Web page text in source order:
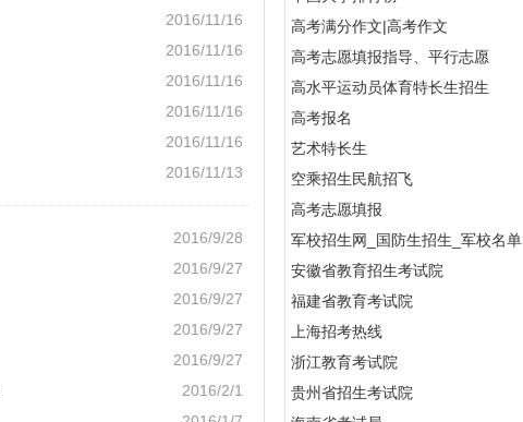
2016/11/16
2016/11/16
2016/11/16
2016/11/16
2016/11/16
2016/11/13
2016/9/28
2016/9/27
2016/9/27
2016/9/27
2016/9/27
2016/2/1
高考满分作文|高考作文
高考志愿填报指导、平行志愿
高水平运动员体育特长生招生
高考报名
艺术特长生
空乘招生民航招飞
高考志愿填报
军校招生网_国防生招生_军校名单
安徽省教育招生考试院
福建省教育考试院
上海招考热线
浙江教育考试院
贵州省招生考试院